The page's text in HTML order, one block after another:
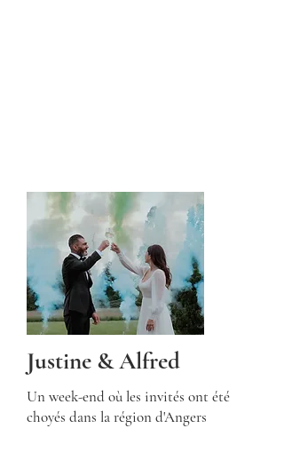
Justine & Alfred
Un week-end où les invités ont été
choyés dans la région d'Angers